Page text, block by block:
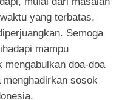
yang terbatas,
Semoga
mampu
mengabulkan doa-doa
sosok